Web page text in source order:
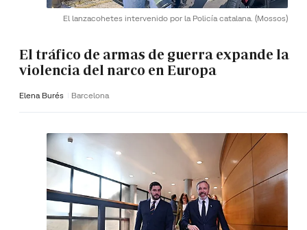
El lanzacohetes intervenido por la Policía catalana. (Mossos)
El tráfico de armas de guerra expande la
violencia del narco en Europa
Elena Burés Barcelona